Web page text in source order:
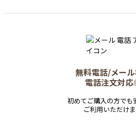
無料電話/メー
電話注文対
初めてご購入の方でも
ご利用いただけ